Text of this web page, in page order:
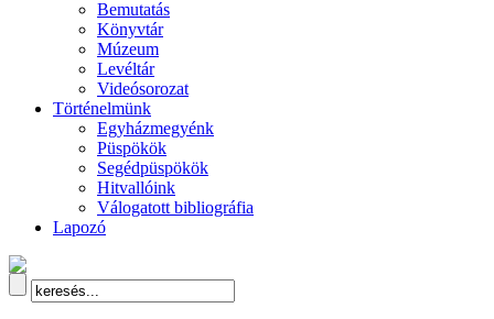
Bemutatás
Könyvtár
Múzeum
Levéltár
Videósorozat
Történelmünk
Egyházmegyénk
Püspökök
Segédpüspökök
Hitvallóink
Válogatott bibliográfia
Lapozó